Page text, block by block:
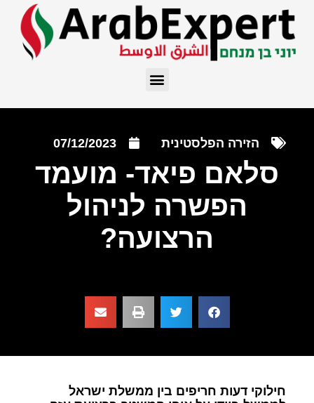
הזירה הפלסטינית 07/12/2023
סלאם פיאד- מועמד
הפשרה לניהול
הרצועה?
חילוקי דעות חריפים בין ממשלת ישראל